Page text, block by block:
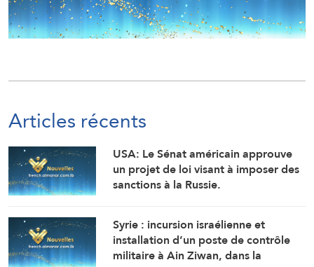
Articles récents
USA: Le Sénat américain approuve
un projet de loi visant à imposer des
sanctions à la Russie.
Syrie : incursion israélienne et
installation d’un poste de contrôle
militaire à Ain Ziwan, dans la